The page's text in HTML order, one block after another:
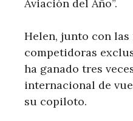
Aviación del Año”.
Helen, junto con las
competidoras
ha ganado tres
internacional de
su copiloto.